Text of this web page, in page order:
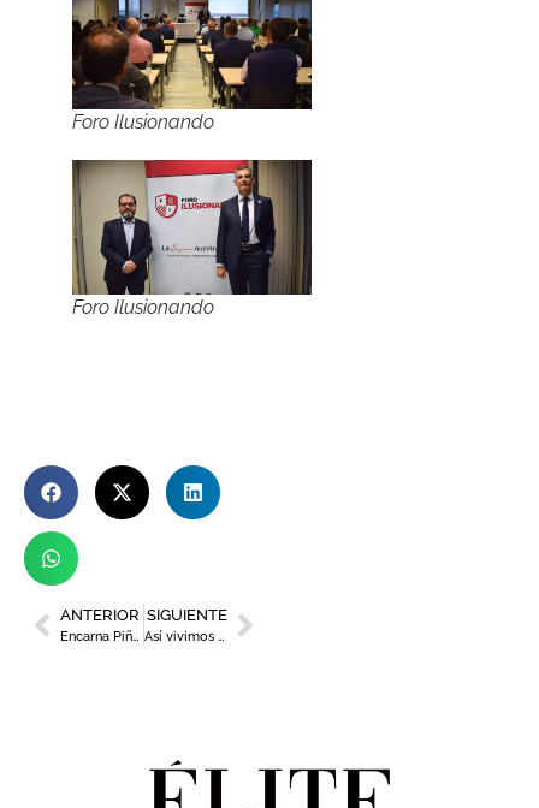
Foro Ilusionando
Foro Ilusionando
ANTERIOR
Encarna Piñero, la líder empresarial murciana que apuesta por el turismo sostenible
SIGUIENTE
Así vivimos el foro ‘Transporte & Logística Summit’ 2023